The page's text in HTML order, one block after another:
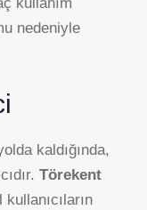
nedeniyle
kaldığında,
Törekent